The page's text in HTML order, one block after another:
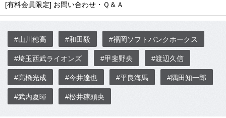
[有料会員限定] お問い合わせ・Ｑ＆Ａ
#山川穂高 #和田毅 #福岡ソフトバンクホークス
#埼玉西武ライオンズ #甲斐野央 #渡辺久信
#高橋光成 #今井達也 #平良海馬 #隅田知一郎
#武内夏暉 #松井稼頭央